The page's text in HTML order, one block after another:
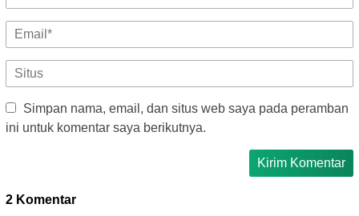
Simpan nama, email, dan situs web saya pada peramban
ini untuk komentar saya berikutnya.
2 Komentar